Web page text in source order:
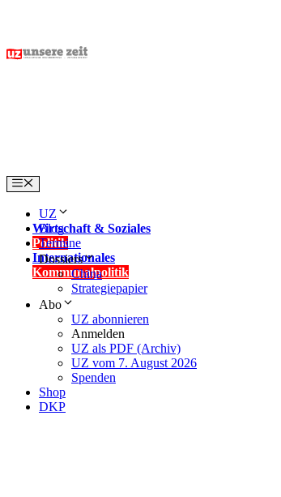
content
Menu
UZ
Wirtschaft & Soziales
Politik
Internationales
Kommunalpolitik
Blog
Termine
Dossiers
China
Strategiepapier
Abo
UZ abonnieren
Anmelden
UZ als PDF (Archiv)
UZ vom 7. August 2026
Spenden
Shop
DKP